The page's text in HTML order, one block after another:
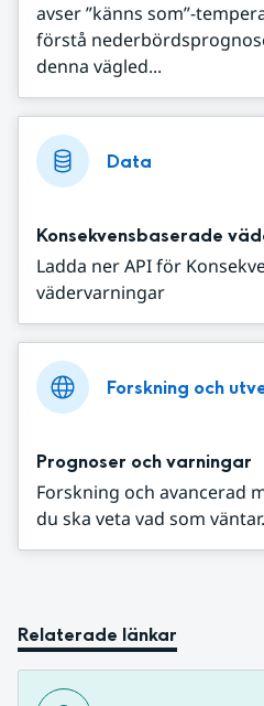
avser ”känns som”-
förstå
denna vägled...
Data
Konsekvensbaserade
Ladda ner API för
vädervarningar
Forskning och
Prognoser och varningar
Forskning och avancerad
du ska veta vad som väntar.
Relaterade länkar